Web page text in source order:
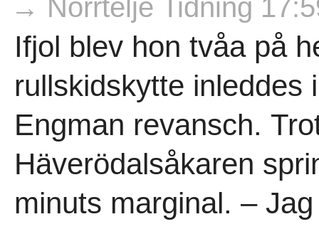
→ Norrtelje Tidning
Ifjol blev hon tvåa på
rullskidskytte inleddes
Engman revansch.
Häverödalsåkaren
minuts marginal. –